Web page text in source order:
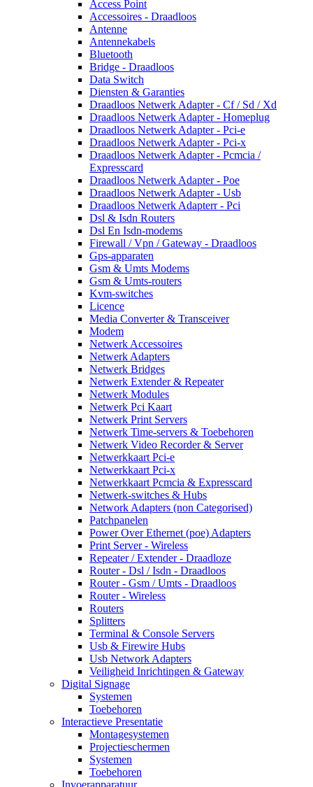
Access Point
Accessoires - Draadloos
Antenne
Antennekabels
Bluetooth
Bridge - Draadloos
Data Switch
Diensten & Garanties
Draadloos Netwerk Adapter - Cf / Sd / Xd
Draadloos Netwerk Adapter - Homeplug
Draadloos Netwerk Adapter - Pci-e
Draadloos Netwerk Adapter - Pci-x
Draadloos Netwerk Adapter - Pcmcia /
Expresscard
Draadloos Netwerk Adapter - Poe
Draadloos Netwerk Adapter - Usb
Draadloos Netwerk Adapterr - Pci
Dsl & Isdn Routers
Dsl En Isdn-modems
Firewall / Vpn / Gateway - Draadloos
Gps-apparaten
Gsm & Umts Modems
Gsm & Umts-routers
Kvm-switches
Licence
Media Converter & Transceiver
Modem
Netwerk Accessoires
Netwerk Adapters
Netwerk Bridges
Netwerk Extender & Repeater
Netwerk Modules
Netwerk Pci Kaart
Netwerk Print Servers
Netwerk Time-servers & Toebehoren
Netwerk Video Recorder & Server
Netwerkkaart Pci-e
Netwerkkaart Pci-x
Netwerkkaart Pcmcia & Expresscard
Netwerk-switches & Hubs
Network Adapters (non Categorised)
Patchpanelen
Power Over Ethernet (poe) Adapters
Print Server - Wireless
Repeater / Extender - Draadloze
Router - Dsl / Isdn - Draadloos
Router - Gsm / Umts - Draadloos
Router - Wireless
Routers
Splitters
Terminal & Console Servers
Usb & Firewire Hubs
Usb Network Adapters
Veiligheid Inrichtingen & Gateway
Digital Signage
Systemen
Toebehoren
Interactieve Presentatie
Montagesystemen
Projectieschermen
Systemen
Toebehoren
Invoerapparatuur